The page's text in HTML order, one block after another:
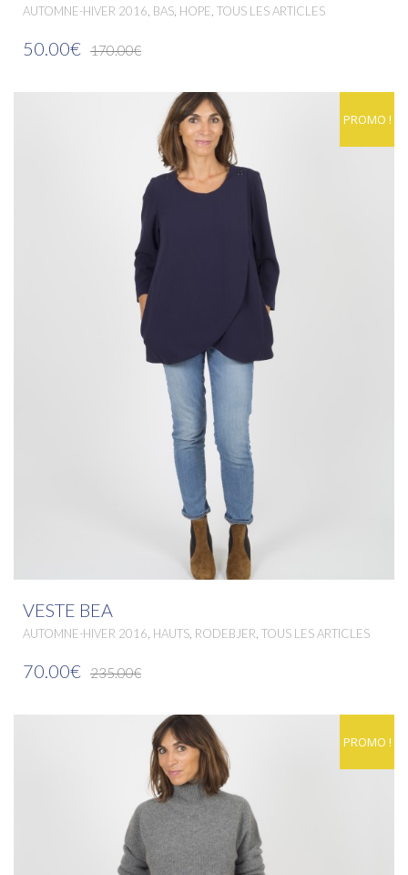
AUTOMNE-HIVER 2016, BAS, HOPE, TOUS LES ARTICLES
170.00€
50.00€
PROMO !
VESTE BEA
AUTOMNE-HIVER 2016 HAUTS RODEBJER TOUS LES ARTICLES
235.00€
70.00€
PROMO !